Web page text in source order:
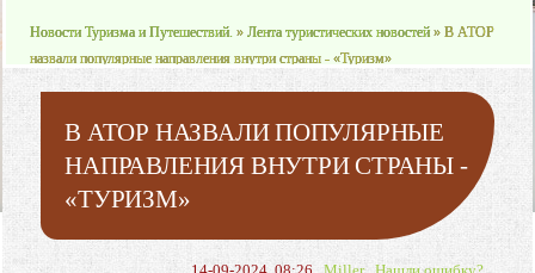
Новости Туризма и Путешествий. »Лента туристических новостей » В АТОР
назвали популярные направления внутри страны - «Туризм»
В АТОР НАЗВАЛИ ПОПУЛЯРНЫЕ
НАПРАВЛЕНИЯ ВНУТРИ СТРАНЫ -
«ТУРИЗМ»